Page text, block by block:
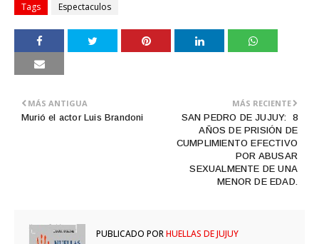
Tags Espectaculos
MÁS RECIENTE
SAN PEDRO DE JUJUY: 8
AÑOS DE PRISIÓN DE
CUMPLIMIENTO EFECTIVO
POR ABUSAR
SEXUALMENTE DE UNA
MENOR DE EDAD.
MÁS ANTIGUA
Murió el actor Luis Brandoni
PUBLICADO PORHUELLAS DE JUJUY